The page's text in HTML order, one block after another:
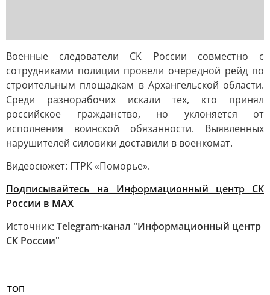
Военные следователи СК России совместно с
сотрудниками полиции провели очередной рейд по
строительным площадкам в Архангельской области.
Среди разнорабочих искали тех, кто принял
российское гражданство, но уклоняется от
исполнения воинской обязанности. Выявленных
нарушителей силовики доставили в военкомат.
Видеосюжет: ГТРК «Поморье».
Подписывайтесь на Информационный центр СК
России в MAХ
Источник: Telegram-канал "Информационный центр
СК России"
ТОП